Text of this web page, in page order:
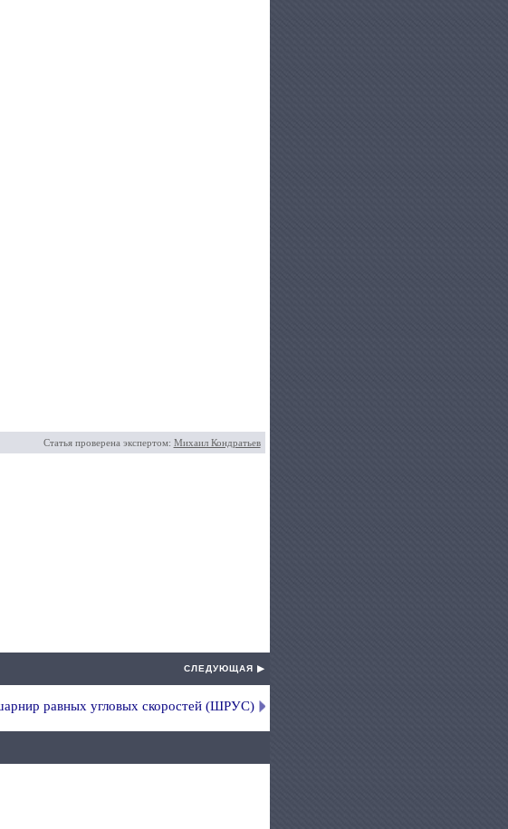
Статья проверена экспертом: Михаил Кондратьев
СЛЕДУЮЩАЯ ▶
равных угловых скоростей (ШРУС)